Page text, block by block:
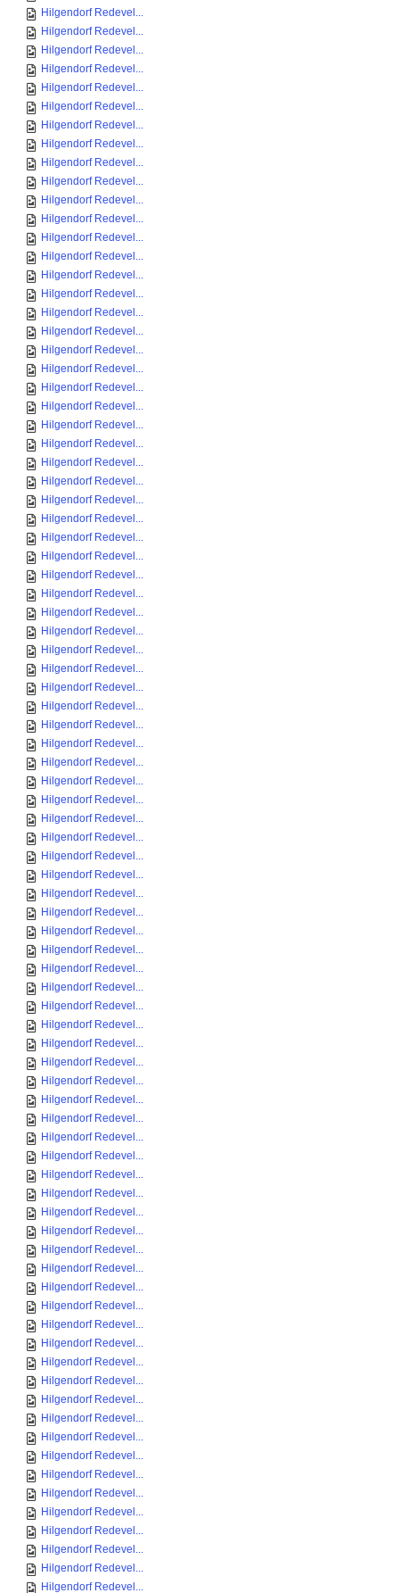
Hilgendorf Redevel...
Hilgendorf Redevel...
Hilgendorf Redevel...
Hilgendorf Redevel...
Hilgendorf Redevel...
Hilgendorf Redevel...
Hilgendorf Redevel...
Hilgendorf Redevel...
Hilgendorf Redevel...
Hilgendorf Redevel...
Hilgendorf Redevel...
Hilgendorf Redevel...
Hilgendorf Redevel...
Hilgendorf Redevel...
Hilgendorf Redevel...
Hilgendorf Redevel...
Hilgendorf Redevel...
Hilgendorf Redevel...
Hilgendorf Redevel...
Hilgendorf Redevel...
Hilgendorf Redevel...
Hilgendorf Redevel...
Hilgendorf Redevel...
Hilgendorf Redevel...
Hilgendorf Redevel...
Hilgendorf Redevel...
Hilgendorf Redevel...
Hilgendorf Redevel...
Hilgendorf Redevel...
Hilgendorf Redevel...
Hilgendorf Redevel...
Hilgendorf Redevel...
Hilgendorf Redevel...
Hilgendorf Redevel...
Hilgendorf Redevel...
Hilgendorf Redevel...
Hilgendorf Redevel...
Hilgendorf Redevel...
Hilgendorf Redevel...
Hilgendorf Redevel...
Hilgendorf Redevel...
Hilgendorf Redevel...
Hilgendorf Redevel...
Hilgendorf Redevel...
Hilgendorf Redevel...
Hilgendorf Redevel...
Hilgendorf Redevel...
Hilgendorf Redevel...
Hilgendorf Redevel...
Hilgendorf Redevel...
Hilgendorf Redevel...
Hilgendorf Redevel...
Hilgendorf Redevel...
Hilgendorf Redevel...
Hilgendorf Redevel...
Hilgendorf Redevel...
Hilgendorf Redevel...
Hilgendorf Redevel...
Hilgendorf Redevel...
Hilgendorf Redevel...
Hilgendorf Redevel...
Hilgendorf Redevel...
Hilgendorf Redevel...
Hilgendorf Redevel...
Hilgendorf Redevel...
Hilgendorf Redevel...
Hilgendorf Redevel...
Hilgendorf Redevel...
Hilgendorf Redevel...
Hilgendorf Redevel...
Hilgendorf Redevel...
Hilgendorf Redevel...
Hilgendorf Redevel...
Hilgendorf Redevel...
Hilgendorf Redevel...
Hilgendorf Redevel...
Hilgendorf Redevel...
Hilgendorf Redevel...
Hilgendorf Redevel...
Hilgendorf Redevel...
Hilgendorf Redevel...
Hilgendorf Redevel...
Hilgendorf Redevel...
Hilgendorf Redevel...
Hilgendorf Redevel...